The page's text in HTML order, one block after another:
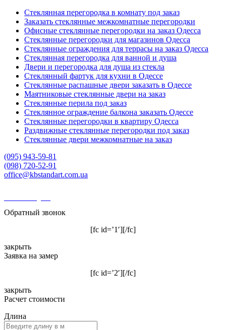
Стеклянная перегородка в комнату под заказ
Заказать стеклянные межкомнатные перегородки
Офисные стеклянные перегородки на заказ Одесса
Стеклянные перегородки для магазинов Одесса
Стеклянные ограждения для террасы на заказ Одесса
Стеклянная перегородка для ванной и душа
Двери и перегородка для душа из стекла
Стеклянный фартук для кухни в Одессе
Стеклянные распашные двери заказать в Одессе
Маятниковые стеклянные двери на заказ
Стеклянные перила под заказ
Стеклянное ограждение балкона заказать Одессе
Стеклянные перегородки в квартиру Одесса
Раздвижные стеклянные перегородки под заказ
Стеклянные двери межкомнатные на заказ
(095) 943-59-81
(098) 720-52-91
office@kbstandart.com.ua
Обратный звонок
[fc id=’1′][/fc]
закрыть
Заявка на замер
[fc id=’2′][/fc]
закрыть
Расчет стоимости
Длина